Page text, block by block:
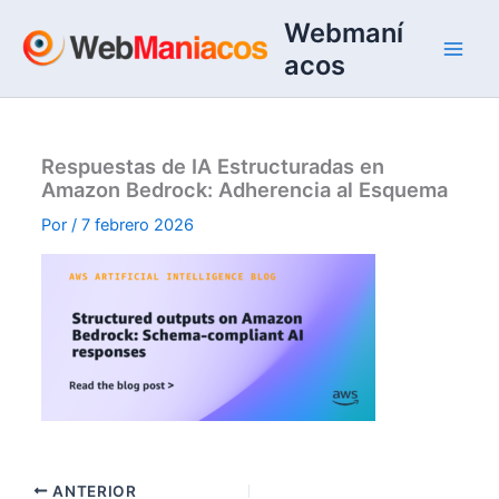
contenido
Webmaní
acos
Respuestas de IA Estructuradas en
Amazon Bedrock: Adherencia al Esquema
Por/7 febrero 2026
ANTERIOR